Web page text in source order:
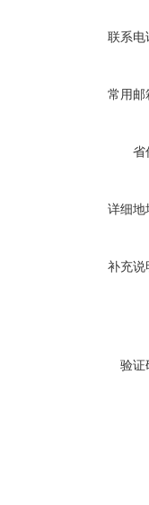
联系电
常用邮
省
详细地
补充说
验证